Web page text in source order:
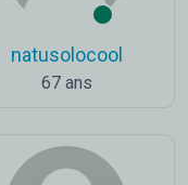
natusolocool
67 ans